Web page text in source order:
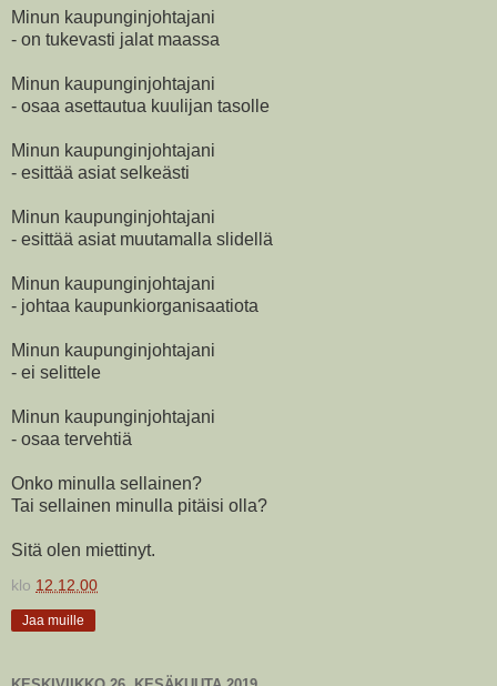
Minun kaupunginjohtajani
- on tukevasti jalat maassa
Minun kaupunginjohtajani
- osaa asettautua kuulijan tasolle
Minun kaupunginjohtajani
- esittää asiat selkeästi
Minun kaupunginjohtajani
- esittää asiat muutamalla slidellä
Minun kaupunginjohtajani
- johtaa kaupunkiorganisaatiota
Minun kaupunginjohtajani
- ei selittele
Minun kaupunginjohtajani
- osaa tervehtiä
Onko minulla sellainen?
Tai sellainen minulla pitäisi olla?
Sitä olen miettinyt.
klo 12.12.00
Jaa muille